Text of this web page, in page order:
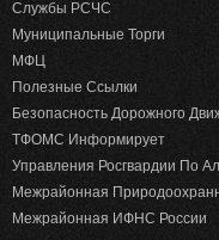
Службы РСЧС
Муниципальные Торги
МФЦ
Полезные Ссылки
Безопасность Дорожного
ТФОМС Информирует
Управления Росгвардии По
Межрайонная
Межрайонная ИФНС России